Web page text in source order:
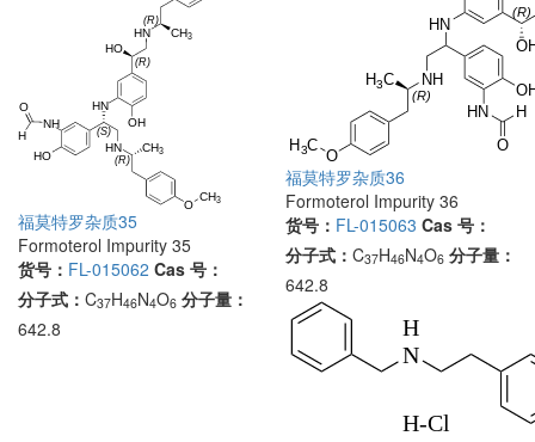
福莫特罗杂质35
Formoterol Impurity 35
货号： FL-015062 Cas 号：
分子式： C37H46N4O6 分子量：
642.8
福莫特罗杂质36
Formoterol Impurity 36
货号： FL-015063 Cas 号：
分子式： C37H46N4O6 分子量：
642.8